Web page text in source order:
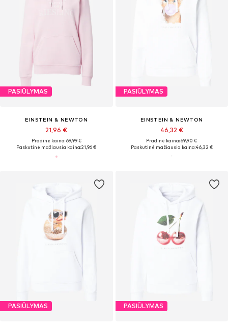
PASIŪLYMAS
EINSTEIN & NEWTON
21,96 €
Pradinė kaina: 69,99 €
Paskutinė mažiausia kaina:21,96 €
PASIŪLYMAS
EINSTEIN & NEWTON
46,32 €
Pradinė kaina: 69,90 €
Paskutinė mažiausia kaina:46,32 €
PASIŪLYMAS PASIŪLYMAS